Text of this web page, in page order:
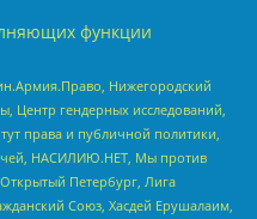
функции
Нижегородский
Центр гендерных исследований,
права и публичной политики,
НАСИЛИЮ.НЕТ, Мы против
Петербург, Лига
Союз, Хасдей Ерушалаим,